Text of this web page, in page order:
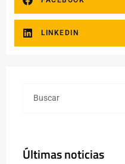
LINKEDIN
Últimas noticias